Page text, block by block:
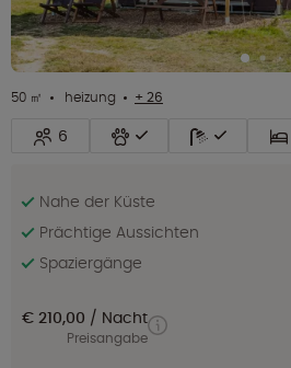
50 ㎡ heizung + 26
6
Nahe der Küste
Prächtige Aussichten
Spaziergänge
€ 210,00 Nacht
Preisangabe